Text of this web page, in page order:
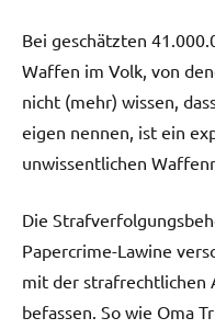
Bei geschätzten
Waffen im Volk, von
nicht (mehr) wissen,
eigen nennen, ist ein
unwissentlichen
Die
Papercrime-Lawine
mit der strafrechtlichen
befassen. So wie Oma